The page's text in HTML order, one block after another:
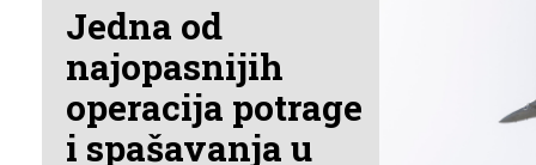
Jedna od
najopasnijih
operacija potrage
i spašavanja u